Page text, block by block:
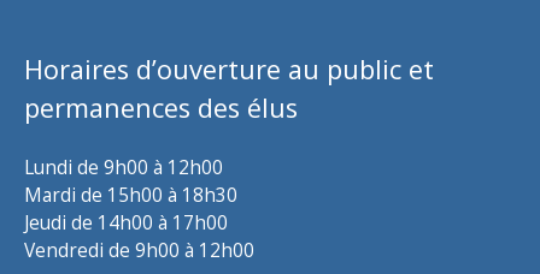
Horaires d’ouverture au public et
permanences des élus
Lundi de 9h00 à 12h00
Mardi de 15h00 à 18h30
Jeudi de 14h00 à 17h00
Vendredi de 9h00 à 12h00